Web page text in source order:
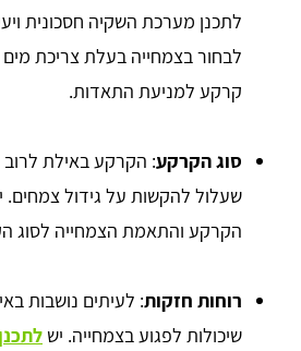
לתכנן מערכת השקיה חסכונית
לבחור בצמחייה בעלת צריכת
קרקע למניעת התאדות.
סוג הקרקע: הקרקע באילת לרוב
שעלול להקשות על גידול צמחים.
הקרקע והתאמת הצמחייה לסוג
רוחות חזקות: לעיתים נושבות
שיכולות לפגוע בצמחייה. יש